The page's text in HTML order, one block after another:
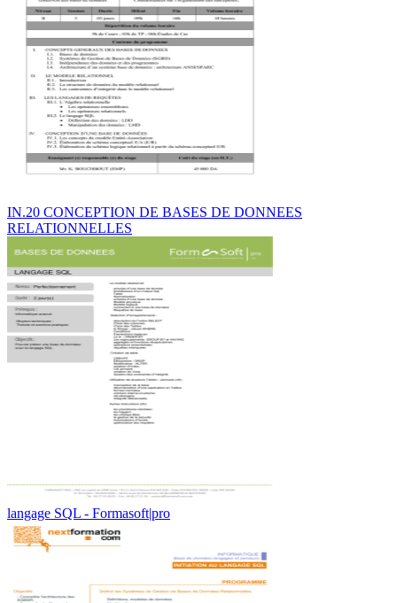
IN.20 CONCEPTION DE BASES DE DONNEES
RELATIONNELLES
langage SQL - Formasoft|pro